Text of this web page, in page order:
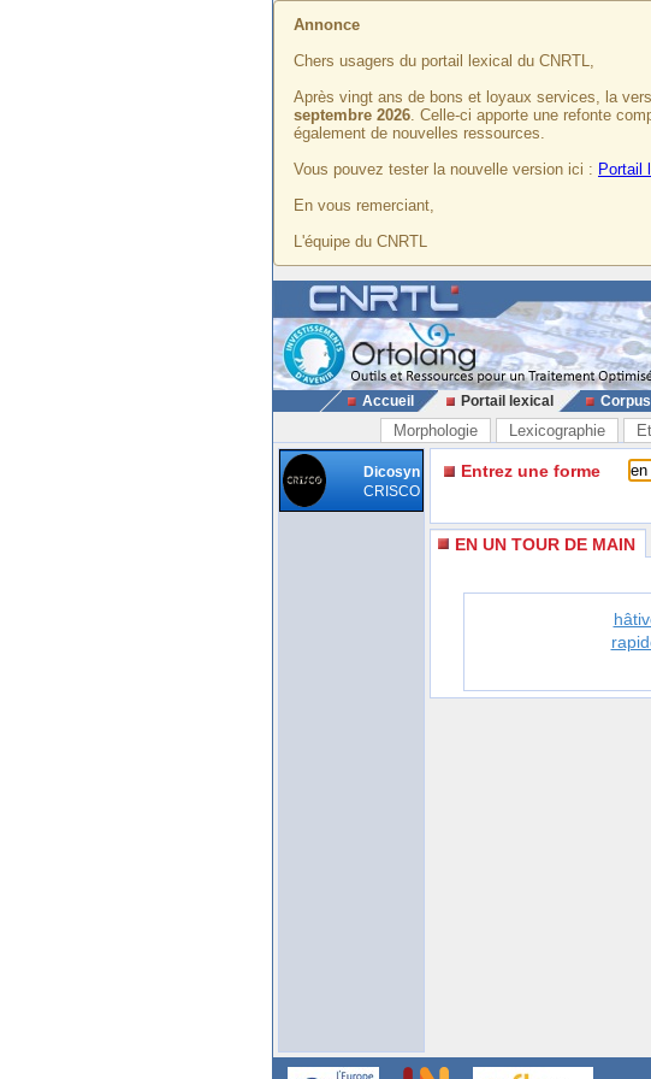
Annonce
Chers usagers du portail lexical du CNRTL,
Après vingt ans de bons et loyaux services, la
septembre 2026. Celle-ci apporte une refonte
également de nouvelles ressources.
Vous pouvez tester la nouvelle version ici : Portail
En vous remerciant,
L'équipe du CNRTL
Accueil Portail lexical Corpus
Morphologie Lexicographie
Dicosyn
CRISCO
Entrez une forme
EN UN TOUR DE MAIN